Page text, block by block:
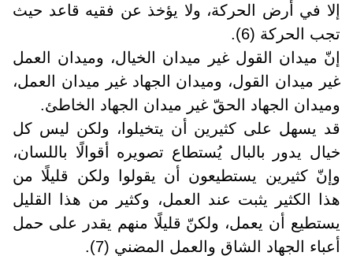
إلا في أرض الحركة، ولا يؤخذ عن فقيه قاعد حيث
تجب الحركة (6).
إنّ ميدان القول غير ميدان الخيال، وميدان العمل
غير ميدان القول، وميدان الجهاد غير ميدان العمل،
وميدان الجهاد الحقّ غير ميدان الجهاد الخاطئ.
قد يسهل على كثيرين أن يتخيلوا، ولكن ليس كل
خيال يدور بالبال يُستطاع تصويره أقوالًا باللسان،
وإنّ كثيرين يستطيعون أن يقولوا ولكن قليلًا من
هذا الكثير يثبت عند العمل، وكثير من هذا القليل
يستطيع أن يعمل، ولكنّ قليلًا منهم يقدر على حمل
أعباء الجهاد الشاق والعمل المضني (7).